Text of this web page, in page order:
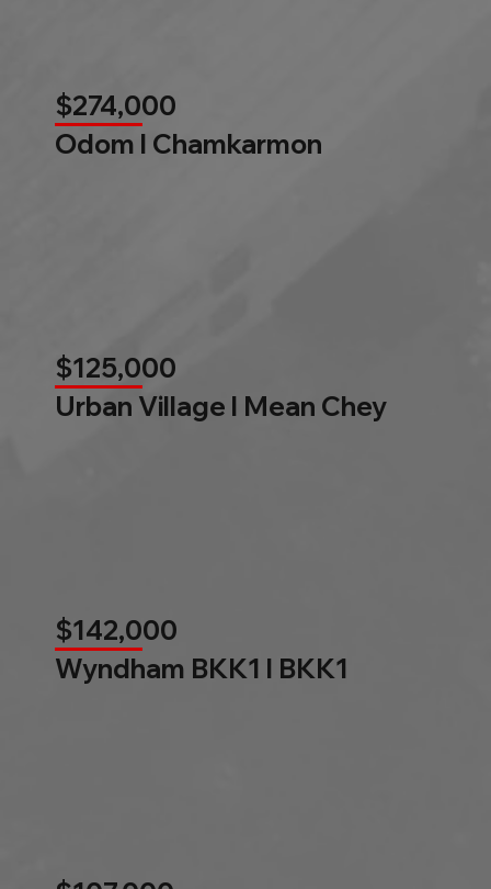
$274,000
Odom l Chamkarmon
$125,000
Urban Village l Mean Chey
$142,000
Wyndham BKK1 l BKK1